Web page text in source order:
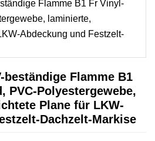
beständige Flamme B1
PVC-Polyestergewebe,
Plane für LKW-
Dachzelt-Markise